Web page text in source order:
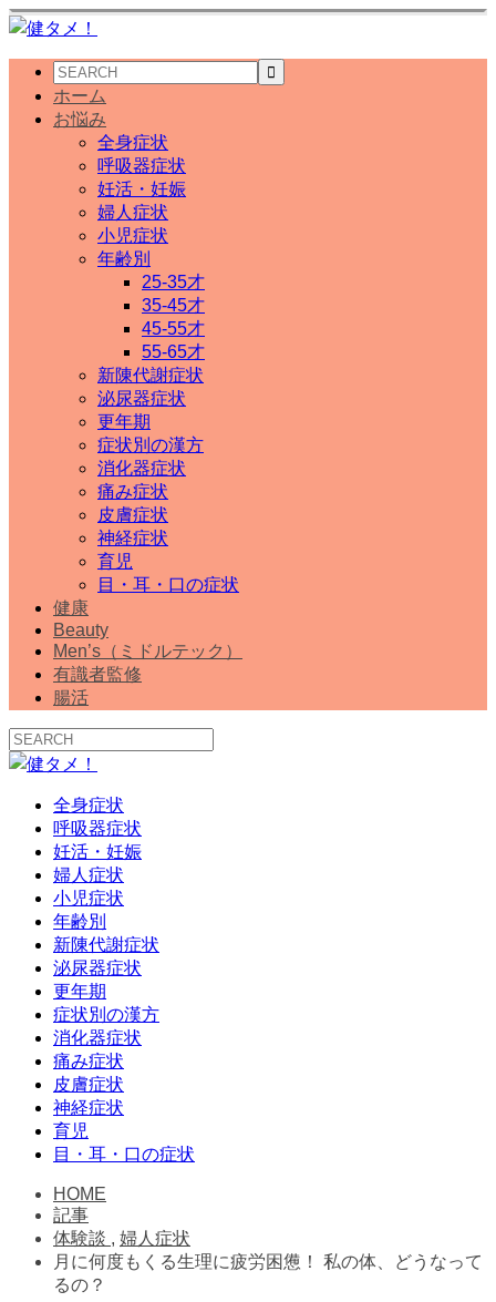
ホーム
お悩み
全身症状
呼吸器症状
妊活・妊娠
婦人症状
小児症状
年齢別
25-35才
35-45才
45-55才
55-65才
新陳代謝症状
泌尿器症状
更年期
症状別の漢方
消化器症状
痛み症状
皮膚症状
神経症状
育児
目・耳・口の症状
健康
Beauty
Men’s（ミドルテック）
有識者監修
腸活
全身症状
呼吸器症状
妊活・妊娠
婦人症状
小児症状
年齢別
新陳代謝症状
泌尿器症状
更年期
症状別の漢方
消化器症状
痛み症状
皮膚症状
神経症状
育児
目・耳・口の症状
HOME
記事
体験談 , 婦人症状
月に何度もくる生理に疲労困憊！ 私の体、どうなって
るの？